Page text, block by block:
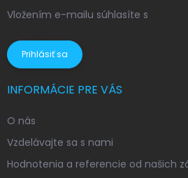
Vložením e-mailu súhlasíte s
Prihlásiť sa
INFORMÁCIE PRE VÁS
O nás
Vzdelávajte sa s nami
Hodnotenia a referencie od našich